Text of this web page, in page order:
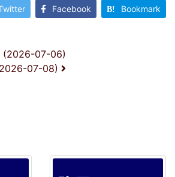
Facebook Bookmark
ーション
(2026-07-06)
07-08)